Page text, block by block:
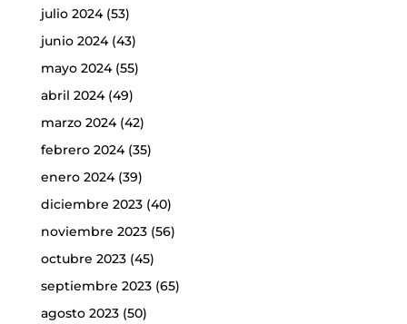
julio 2024(53)
junio 2024(43)
mayo 2024(55)
abril 2024(49)
marzo 2024(42)
febrero 2024(35)
enero 2024(39)
diciembre 2023(40)
noviembre 2023(56)
octubre 2023(45)
septiembre 2023(65)
agosto 2023(50)